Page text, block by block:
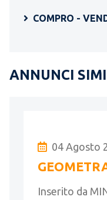
COMPRO -
ANNUNCI
04 Agosto
Inserito da